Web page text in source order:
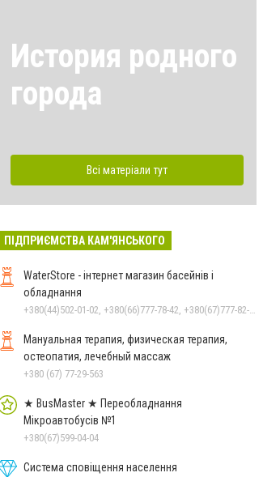
История родного
города
Всі матеріали тут
ПІДПРИЄМСТВА КАМ'ЯНСЬКОГО
WaterStore - інтернет магазин басейнів і
обладнання
Мануальная терапия, физическая терапия,
остеопатия, лечебный массаж
+380 (67) 77-29-563
★ BusMaster ★ Переобладнання
Мікроавтобусів №1
+380(67)599-04-04
Система сповіщення населення